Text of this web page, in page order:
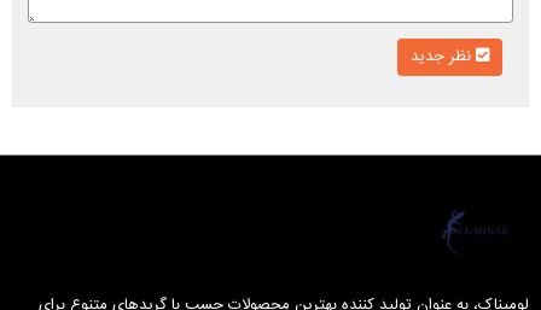
نظر جدید
لومیناک، به عنوان تولید کننده بهترین محصولات چسب با گریدهای متنوع برای